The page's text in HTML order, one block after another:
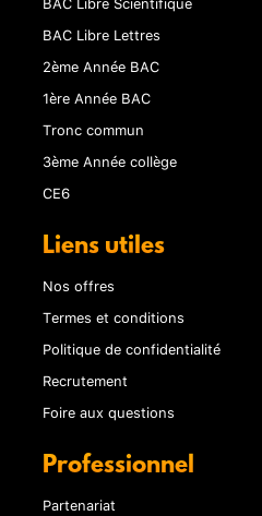
BAC Libre Lettres
2ème Année BAC
1ère Année BAC
Tronc commun
3ème Année collège
CE6
Liens utiles
Nos offres
Termes et conditions
Politique de confidentialité
Recrutement
Foire aux questions
Professionnel
Partenariat